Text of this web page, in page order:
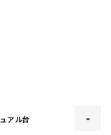
い！あなたの写真
※任意]
アル台 -